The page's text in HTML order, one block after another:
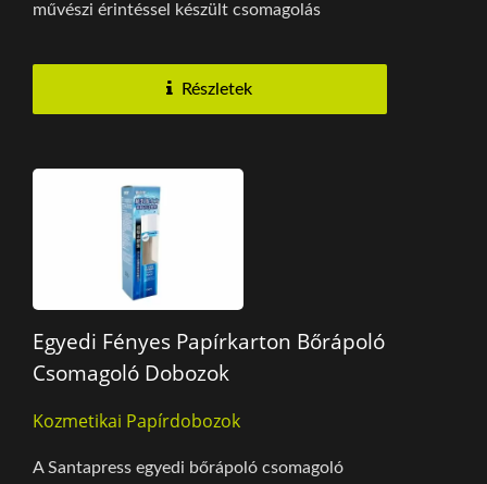
művészi érintéssel készült csomagolás
Részletek
Egyedi Fényes Papírkarton Bőrápoló
Csomagoló Dobozok
Kozmetikai Papírdobozok
A Santapress egyedi bőrápoló csomagoló